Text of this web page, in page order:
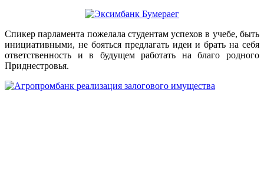
Спикер парламента пожелала студентам успехов в учебе, быть
инициативными, не бояться предлагать идеи и брать на себя
ответственность и в будущем работать на благо родного
Приднестровья.